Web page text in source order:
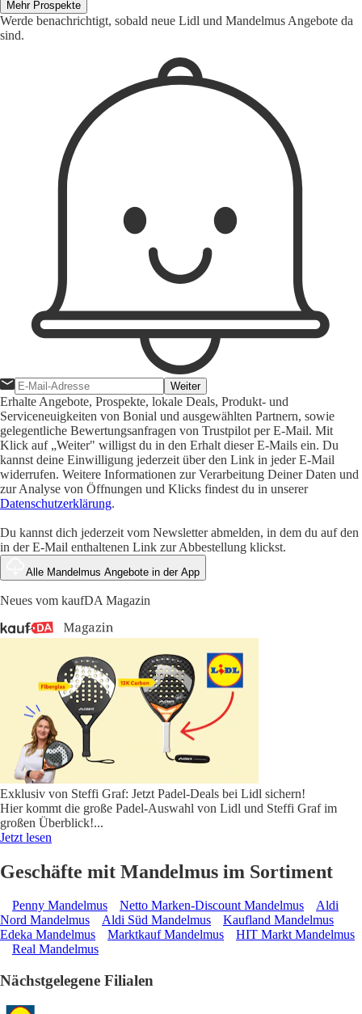
Mehr Prospekte
Werde benachrichtigt, sobald neue Lidl und Mandelmus Angebote da
sind.
Weiter
Erhalte Angebote, Prospekte, lokale Deals, Produkt- und
Serviceneuigkeiten von Bonial und ausgewählten Partnern, sowie
gelegentliche Bewertungsanfragen von Trustpilot per E-Mail. Mit
Klick auf „Weiter" willigst du in den Erhalt dieser E-Mails ein. Du
kannst deine Einwilligung jederzeit über den Link in jeder E-Mail
widerrufen. Weitere Informationen zur Verarbeitung Deiner Daten und
zur Analyse von Öffnungen und Klicks findest du in unserer
Datenschutzerklärung.
Du kannst dich jederzeit vom Newsletter abmelden, in dem du auf den
in der E-Mail enthaltenen Link zur Abbestellung klickst.
Alle Mandelmus Angebote in der App
Neues vom kaufDA Magazin
Exklusiv von Steffi Graf: Jetzt Padel-Deals bei Lidl sichern!
Hier kommt die große Padel-Auswahl von Lidl und Steffi Graf im
großen Überblick!...
Jetzt lesen
Geschäfte mit Mandelmus im Sortiment
Penny Mandelmus Netto Marken-Discount Mandelmus
Aldi
Nord Mandelmus
Aldi Süd Mandelmus
Kaufland Mandelmus
Edeka Mandelmus
Marktkauf Mandelmus
HIT Markt Mandelmus
Real Mandelmus
Nächstgelegene Filialen